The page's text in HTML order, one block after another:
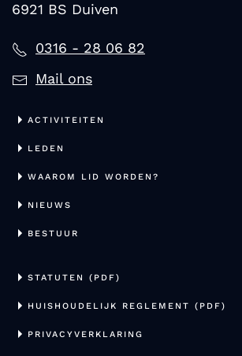
6921 BS Duiven
0316 - 28 06 82
Mail ons
ACTIVITEITEN
LEDEN
WAAROM LID WORDEN?
NIEUWS
BESTUUR
STATUTEN (PDF)
HUISHOUDELIJK REGLEMENT (PDF)
PRIVACYVERKLARING